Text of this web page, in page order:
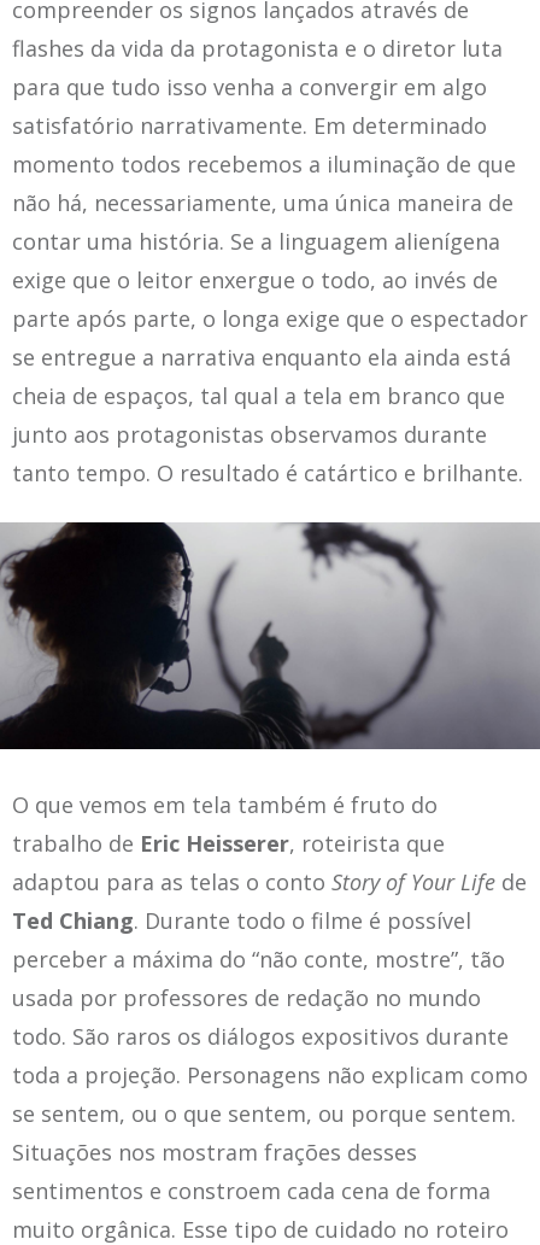
compreender os signos lançados através de
flashes da vida da protagonista e o diretor luta
para que tudo isso venha a convergir em algo
satisfatório narrativamente. Em determinado
momento todos recebemos a iluminação de que
não há, necessariamente, uma única maneira de
contar uma história. Se a linguagem alienígena
exige que o leitor enxergue o todo, ao invés de
parte após parte, o longa exige que o espectador
se entregue a narrativa enquanto ela ainda está
cheia de espaços, tal qual a tela em branco que
junto aos protagonistas observamos durante
tanto tempo. O resultado é catártico e brilhante.
O que vemos em tela também é fruto do
trabalho de Eric Heisserer, roteirista que
adaptou para as telas o conto Story of Your Life de
Ted Chiang. Durante todo o filme é possível
perceber a máxima do “não conte, mostre”, tão
usada por professores de redação no mundo
todo. São raros os diálogos expositivos durante
toda a projeção. Personagens não explicam como
se sentem, ou o que sentem, ou porque sentem.
Situações nos mostram frações desses
sentimentos e constroem cada cena de forma
muito orgânica. Esse tipo de cuidado no roteiro